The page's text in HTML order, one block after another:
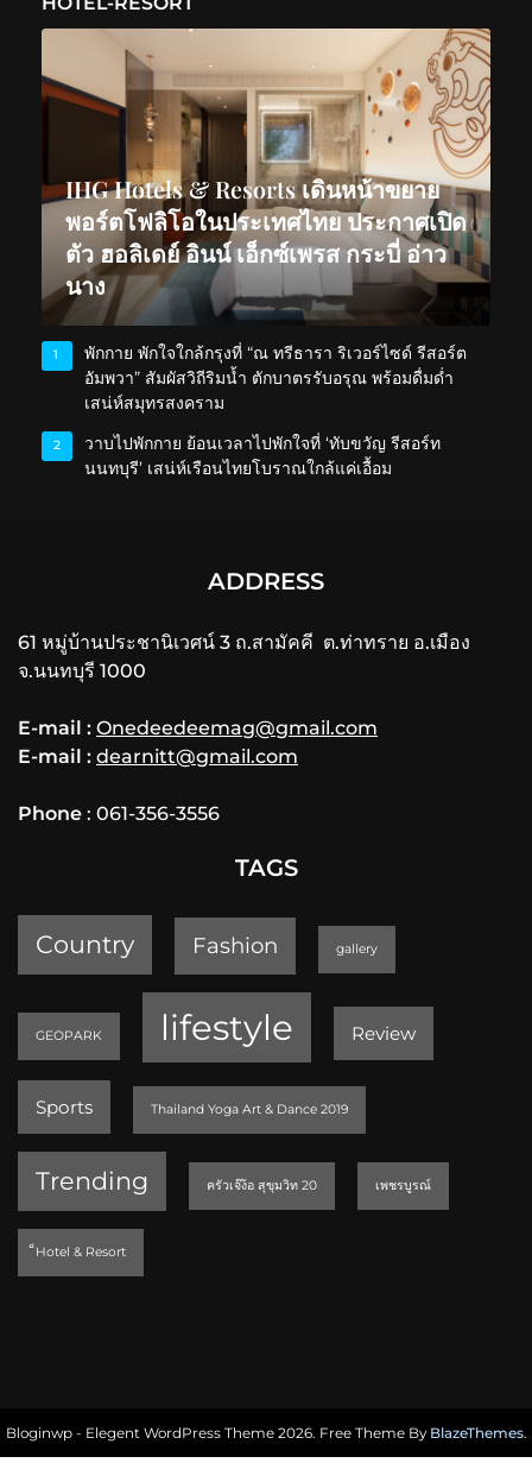
IHG Hotels & Resorts เดินหน้าขยาย
พอร์ตโฟลิโอในประเทศไทย ประกาศเปิด
ตัว ฮอลิเดย์ อินน์ เอ็กซ์เพรส กระบี่ อ่าว
นาง
1
พักกาย พักใจใกล้กรุงที่ “ณ ทรีธารา ริเวอร์ไซด์ รีสอร์ต
อัมพวา” สัมผัสวิถีริมน้ำ ตักบาตรรับอรุณ พร้อมดื่มด่ำ
เสน่ห์สมุทรสงคราม
2
วาบไปพักกาย ย้อนเวลาไปพักใจที่ ‘ทับขวัญ รีสอร์ท
นนทบุรี’ เสน่ห์เรือนไทยโบราณใกล้แค่เอื้อม
ADDRESS
61 หมู่บ้านประชานิเวศน์ 3 ถ.สามัคคี ต.ท่าทราย อ.เมือง
จ.นนทบุรี 1000
E-mail : Onedeedeemag@gmail.com
E-mail : dearnitt@gmail.com
Phone : 061-356-3556
TAGS
Country Fashion gallery
GEOPARK lifestyle Review
Sports Thailand Yoga Art & Dance 2019
Trending ครัวเจ๊ง้อ สุขุมวิท 20 เพชรบูรณ์
็Hotel & Resort
Bloginwp - Elegent WordPress Theme 2026. Free Theme By BlazeThemes.